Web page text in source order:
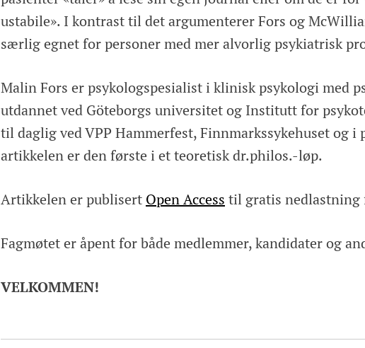
ustabile». I kontrast til det argumenterer Fors og
særlig egnet for personer med mer alvorlig psykiatrisk
Malin Fors er psykologspesialist i klinisk psykologi med
utdannet ved Göteborgs universitet og Institutt for
til daglig ved VPP Hammerfest, Finnmarkssykehuset og i
artikkelen er den første i et teoretisk dr.philos.-løp.
Artikkelen er publisert Open Access til gratis nedlastning
Fagmøtet er åpent for både medlemmer, kandidater og
VELKOMMEN!